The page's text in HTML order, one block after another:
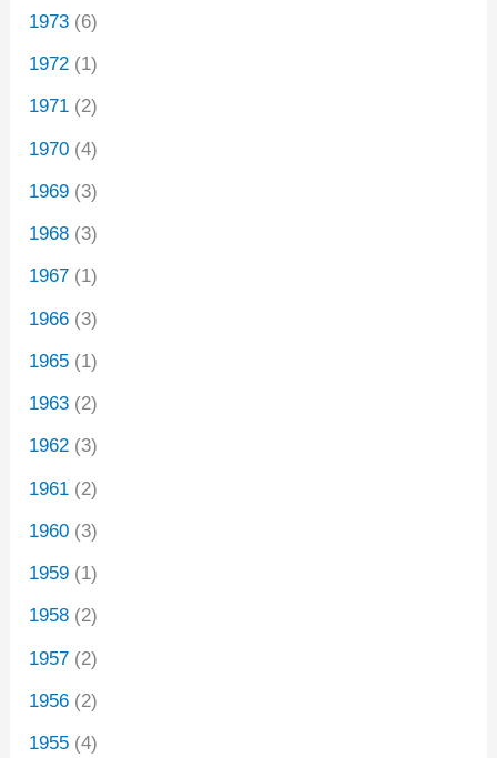
1973 (6)
1972 (1)
1971 (2)
1970 (4)
1969 (3)
1968 (3)
1967 (1)
1966 (3)
1965 (1)
1963 (2)
1962 (3)
1961 (2)
1960 (3)
1959 (1)
1958 (2)
1957 (2)
1956 (2)
1955 (4)